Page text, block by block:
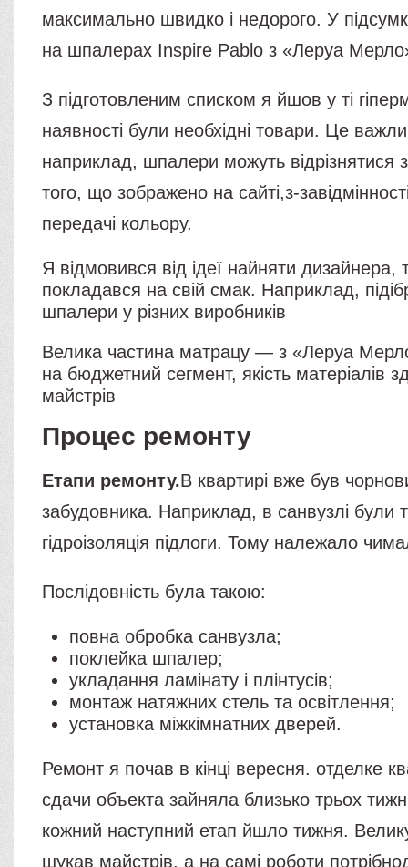
максимально швидко і недорого. У
на шпалерах Inspire Pablo з «Леруа
З підготовленим списком я йшов у ті
наявності були необхідні товари. Це
наприклад, шпалери можуть відрізнятися
того, що зображено на сайті,з-
передачі кольору.
Я відмовився від ідеї найняти
покладався на свій смак. Наприклад,
шпалери у різних виробників
Велика частина матрацу — з «Леруа
на бюджетний сегмент, якість матеріалів
майстрів
Процес ремонту
Етапи ремонту.В квартирі вже був
забудовника. Наприклад, в санвузлі були
гідроізоляція підлоги. Тому належало
Послідовність була такою:
повна обробка санвузла;
поклейка шпалер;
укладання ламінату і плінтусів;
монтаж натяжних стель та освітлення;
установка міжкімнатних дверей.
Ремонт я почав в кінці вересня. отделке
сдачи объекта зайняла близько трьох
кожний наступний етап йшло тижня.
шукав майстрів, а на самі роботи